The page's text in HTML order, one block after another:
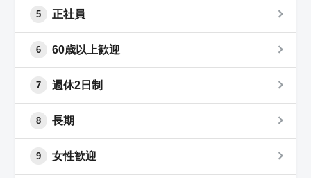
5 正社員
6 60歳以上歓迎
7 週休2日制
8 長期
9 女性歓迎